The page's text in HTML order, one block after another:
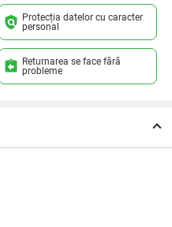
policy Protecția datelor cu caracter
personal
assignment_return Returnarea se face fără
probleme